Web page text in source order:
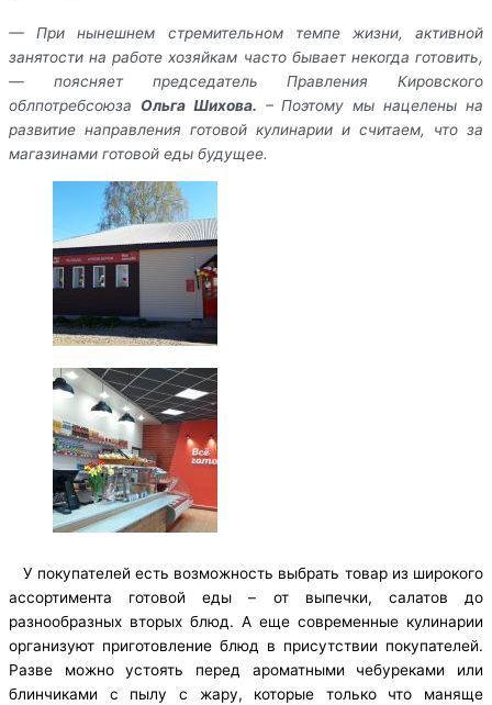
— При нынешнем стремительном темпе жизни, активной
занятости на работе хозяйкам часто бывает некогда готовить,
— поясняет председатель Правления Кировского
облпотребсоюза Ольга Шихова. – Поэтому мы нацелены на
развитие направления готовой кулинарии и считаем, что за
магазинами готовой еды будущее.
У покупателей есть возможность выбрать товар из широкого
ассортимента готовой еды – от выпечки, салатов до
разнообразных вторых блюд. А еще современные кулинарии
организуют приготовление блюд в присутствии покупателей.
Разве можно устоять перед ароматными чебуреками или
блинчиками с пылу с жару, которые только что маняще